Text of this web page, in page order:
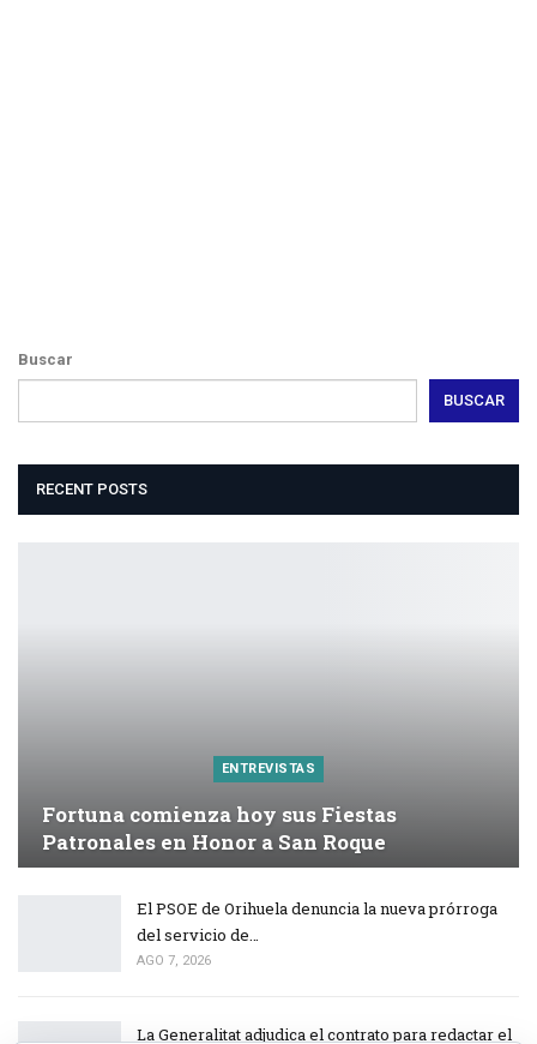
Buscar
BUSCAR
RECENT POSTS
ENTREVISTAS
Fortuna comienza hoy sus Fiestas
Patronales en Honor a San Roque
El PSOE de Orihuela denuncia la nueva prórroga
del servicio de…
AGO 7, 2026
La Generalitat adjudica el contrato para redactar el